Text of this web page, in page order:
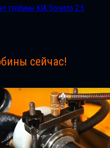
турбины KIA Sorento 2.5
сейчас!